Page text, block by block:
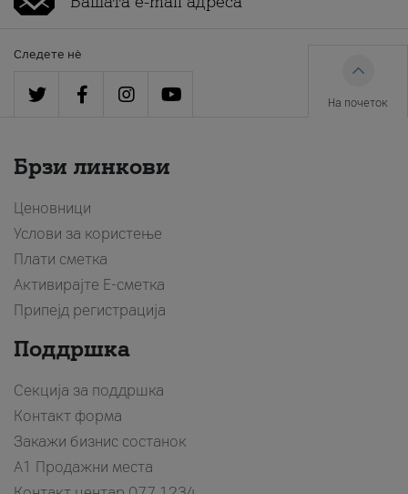
Следете нè
На почеток
Брзи линкови
Ценовници
Услови за користење
Плати сметка
Активирајте Е-сметка
Припејд регистрација
Поддршка
Секција за поддршка
Контакт форма
Закажи бизнис состанок
A1 Продажни места